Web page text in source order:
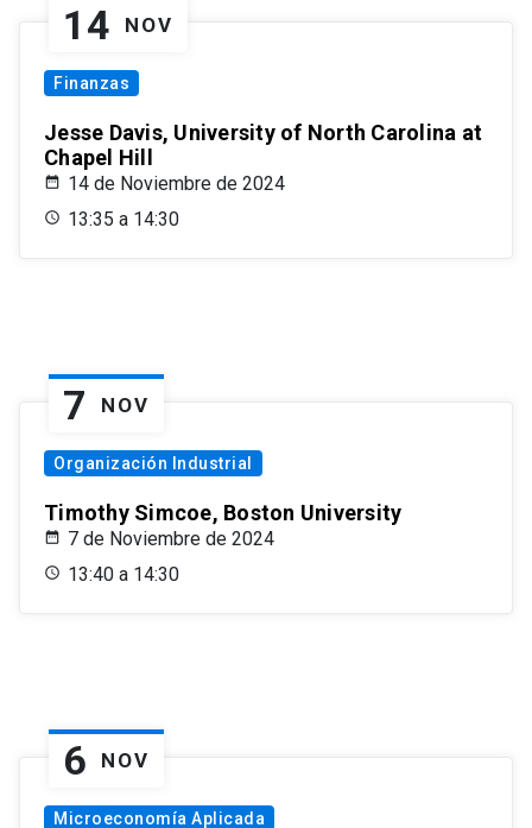
14 NOV
Finanzas
Jesse Davis, University of North Carolina at
Chapel Hill
14 de Noviembre de 2024
13:35 a 14:30
7 NOV
Organización Industrial
Timothy Simcoe, Boston University
7 de Noviembre de 2024
13:40 a 14:30
6 NOV
Microeconomía Aplicada